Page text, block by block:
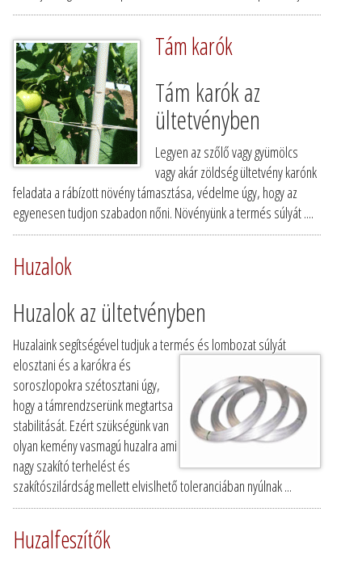
Tám karók
Tám karók az
ültetvényben
Legyen az szőlő vagy gyümölcs
vagy akár zöldség ültetvény karónk
feladata a rábízott növény támasztása, védelme úgy, hogy az
egyenesen tudjon szabadon nőni. Növényünk a termés súlyát ....
Huzalok
Huzalok az ültetvényben
Huzalaink segítségével tudjuk a termés és lombozat súlyát
elosztani és a karókra és
soroszlopokra szétosztani úgy,
hogy a támrendzserünk megtartsa
stabilitását. Ezért szükségünk van
olyan kemény vasmagú huzalra ami
nagy szakító terhelést és
szakítószilárdság mellett elvislhető toleranciában nyúlnak ...
Huzalfeszítők